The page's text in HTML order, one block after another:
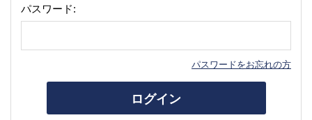
パスワード:
パスワードをお忘れの方
ログイン